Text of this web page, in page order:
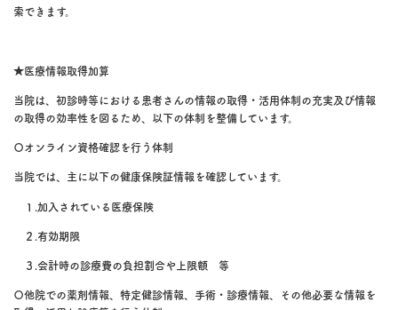
【診療時間】
水・土 午後休診 日・祝 休診 ※年末年始・夏季休診あり
索できます。
★医療情報取得加算
当院は、初診時等における患者さんの情報の取得・活用体制の充実及び情報
の取得の効率性を図るため、以下の体制を整備しています。
〇オンライン資格確認を行う体制
当院では、主に以下の健康保険証情報を確認しています。
１.加入されている医療保険
２.有効期限
３.会計時の診療費の負担割合や上限額 等
〇他院での薬剤情報、特定健診情報、手術・診療情報、その他必要な情報を